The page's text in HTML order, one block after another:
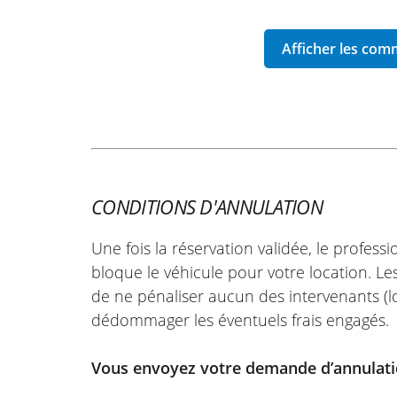
CONDITIONS D'ANNULATION
Une fois la réservation validée, le
bloque le véhicule pour votre location.
de ne pénaliser aucun des intervenants
dédommager les éventuels frais engagés.
Vous envoyez votre demande